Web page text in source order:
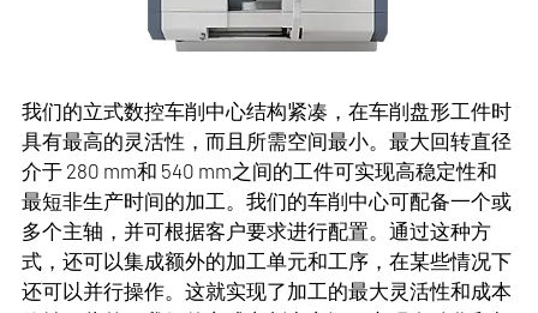
应用:
机械制造
铁路
汽车
工具与模具
我们的立式数控车削中心结构紧凑，在车削盘形工件时
具有最高的灵活性，而且所需空间最小。最大回转直径
介于 280 mm和 540 mm之间的工件可实现高稳定性和
最短非生产时间的加工。我们的车削中心可配备一个或
多个主轴，并可根据客户要求进行配置。通过这种方
式，还可以集成额外的加工单元和工序，在某些情况下
还可以并行操作。这就实现了加工的最大灵活性和成本